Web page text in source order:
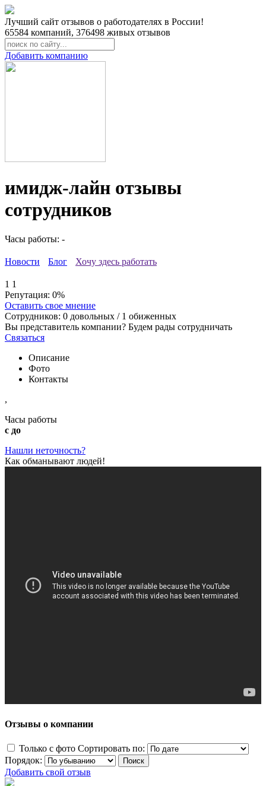
Лучший сайт отзывов о работодателях в России!
65584 компаний, 376498 живых отзывов
Добавить компанию
имидж-лайн отзывы
сотрудников
Часы работы: -
Новости Блог Хочу здесь работать
1 1
Репутация: 0%
Оставить свое мнение
Сотрудников: 0 довольных / 1 обиженных
Вы представитель компании? Будем рады сотрудничать
Связаться
Описание
Фото
Контакты
,
Часы работы
с до
Нашли неточность?
Как обманывают людей!
Отзывы о компании
Только с фото Сортировать по:
Порядок:
Добавить свой отзыв